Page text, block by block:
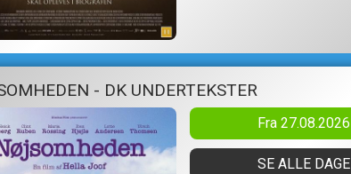
- DK UNDERTEKSTER
Fra 27.08.2026
SE ALLE DAGE